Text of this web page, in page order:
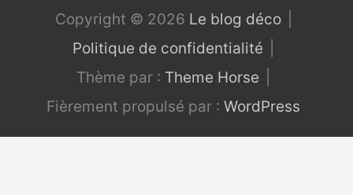
Copyright © 2026 Le blog déco
Politique de confidentialité
Thème par : Theme Horse
Fièrement propulsé par : WordPress